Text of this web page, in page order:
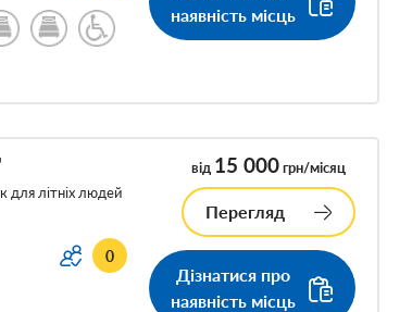
наявність місць
для літніх людей
0
від 15 000грн/місяц
Перегляд
Дізнатися про
наявність місць